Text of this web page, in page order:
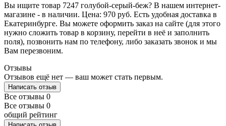
Вы ищите товар 7247 голубой-серый-беж? В нашем интернет-
магазине - в наличии. Цена: 970 руб. Есть удобная доставка в
Екатеринбурге. Вы можете оформить заказ на сайте (для этого
нужно сложить товар в корзину, перейти в неё и заполнить
поля), позвонить нам по телефону, либо заказать звонок и мы
Вам перезвоним.
Отзывы
Отзывов ещё нет — ваш может стать первым.
Написать отзыв
Все отзывы 0
Все отзывы 0
общий рейтинг